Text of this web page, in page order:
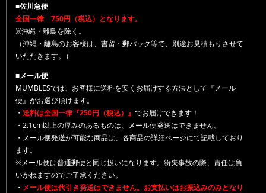
■佐川急便
全国一律 750円（税込）となります。
※沖縄・離島を除く。
（沖縄・離島のお客様は、書留・郵パック等で、別途お見積もりさせて
いただきます。）
■メール便
MUMBLESでは、お客様に送料を安くお届けする方法として『メール
便』がお選び頂けます。
・ 送料は全国一律『250円（税込）』 でお届けできます！
・2.1cm以上の厚みのあるものは、メール便発送はできません。
・メール便発送が可能な商品は、各商品の詳細ページにて記載しており
ます。
※メール便は普通郵便と同じ扱いになります。紛失事故の際、責任は負
いかねますのでご了承ください。
・ メール便は代引き発送はできません。お支払いはお振込みのみとなり